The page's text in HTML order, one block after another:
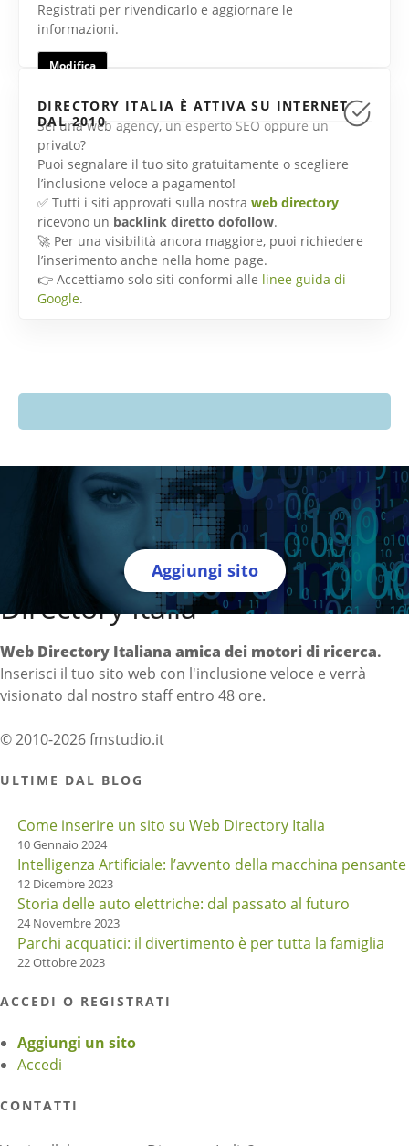
Registrati per rivendicarlo e aggiornare le
informazioni.
Modifica
DIRECTORY ITALIA È ATTIVA SU INTERNET
DAL 2010
Sei una web agency, un esperto SEO oppure un
privato?
Puoi segnalare il tuo sito gratuitamente o scegliere
l’inclusione veloce a pagamento!
✅ Tutti i siti approvati sulla nostra web directory
ricevono un backlink diretto dofollow.
🚀 Per una visibilità ancora maggiore, puoi richiedere
l’inserimento anche nella home page.
👉 Accettiamo solo siti conformi alle linee guida di
Google.
Aggiungi sito
Directory Italia
Web Directory Italiana amica dei motori di ricerca.
Inserisci il tuo sito web con l'inclusione veloce e verrà
visionato dal nostro staff entro 48 ore.
© 2010-2026 fmstudio.it
ULTIME DAL BLOG
Come inserire un sito su Web Directory Italia
10 Gennaio 2024
Intelligenza Artificiale: l’avvento della macchina pensante
12 Dicembre 2023
Storia delle auto elettriche: dal passato al futuro
24 Novembre 2023
Parchi acquatici: il divertimento è per tutta la famiglia
22 Ottobre 2023
ACCEDI O REGISTRATI
Aggiungi un sito
Accedi
CONTATTI